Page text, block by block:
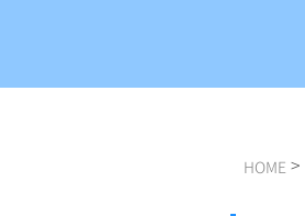
HOME >